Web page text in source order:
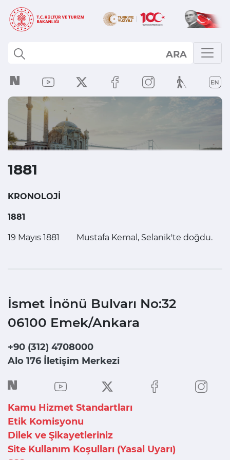
ARA
1881
KRONOLOJİ
1881
19 Mayıs 1881 Mustafa Kemal, Selanik'te doğdu.
İsmet İnönü Bulvarı No:32
06100 Emek/Ankara
+90 (312) 4708000
Alo 176 İletişim Merkezi
Kamu Hizmet Standartları
Etik Komisyonu
Dilek ve Şikayetleriniz
Site Kullanım Koşulları (Yasal Uyarı)